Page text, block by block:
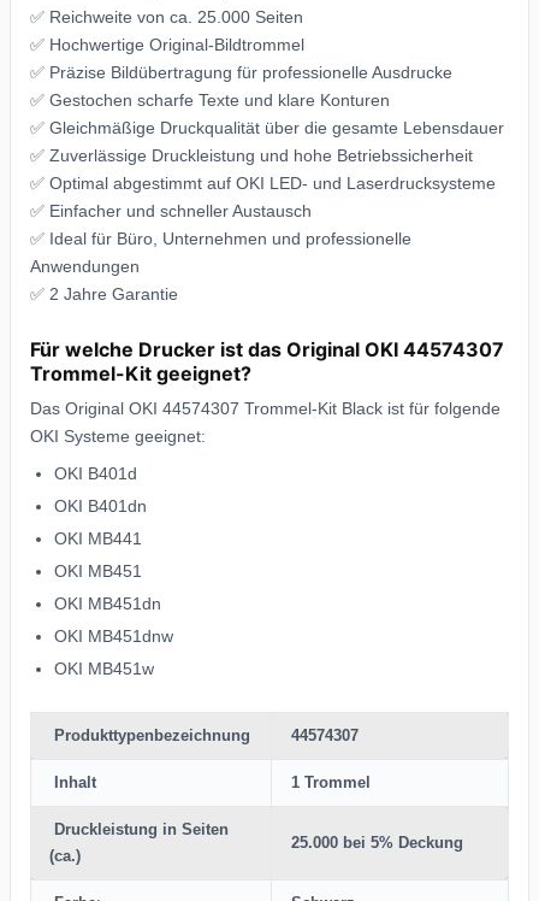
✅ Reichweite von ca. 25.000 Seiten
✅ Hochwertige Original-Bildtrommel
✅ Präzise Bildübertragung für professionelle Ausdrucke
✅ Gestochen scharfe Texte und klare Konturen
✅ Gleichmäßige Druckqualität über die gesamte Lebensdauer
✅ Zuverlässige Druckleistung und hohe Betriebssicherheit
✅ Optimal abgestimmt auf OKI LED- und Laserdrucksysteme
✅ Einfacher und schneller Austausch
✅ Ideal für Büro, Unternehmen und professionelle
Anwendungen
✅ 2 Jahre Garantie
Für welche Drucker ist das Original OKI 44574307
Trommel-Kit geeignet?
Das Original OKI 44574307 Trommel-Kit Black ist für folgende
OKI Systeme geeignet:
OKI B401d
OKI B401dn
OKI MB441
OKI MB451
OKI MB451dn
OKI MB451dnw
OKI MB451w
Produkttypenbezeichnung 44574307
Inhalt 1 Trommel
Druckleistung in Seiten
(ca.)
25.000 bei 5% Deckung